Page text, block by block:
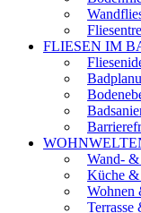
FLIESEN IM
Wand- &
Küche &
Wohnen
Terrasse